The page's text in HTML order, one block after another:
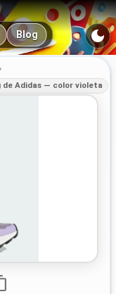
Blog
de Adidas — color violeta